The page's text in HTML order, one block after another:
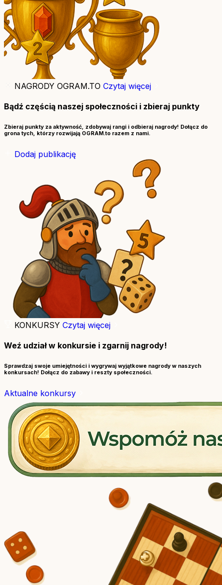
NAGRODY OGRAM.TO Czytaj więcej
Bądź częścią naszej społeczności i zbieraj punkty
Zbieraj punkty za aktywność, zdobywaj rangi i odbieraj nagrody! Dołącz do
grona tych, którzy rozwijają OGRAM.to razem z nami.
Dodaj publikację
KONKURSY Czytaj więcej
Weź udział w konkursie i zgarnij nagrody!
Sprawdzaj swoje umiejętności i wygrywaj wyjątkowe nagrody w naszych
konkursach! Dołącz do zabawy i reszty społeczności.
Aktualne konkursy